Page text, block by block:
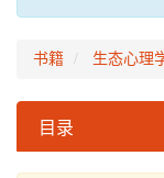
书籍 生态心理
目录